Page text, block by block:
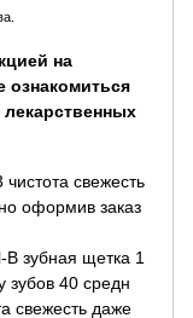
на
ознакомиться
лекарственных
свежесть
оформив заказ
зубная щетка 1
зубов 40 средн
свежесть даже